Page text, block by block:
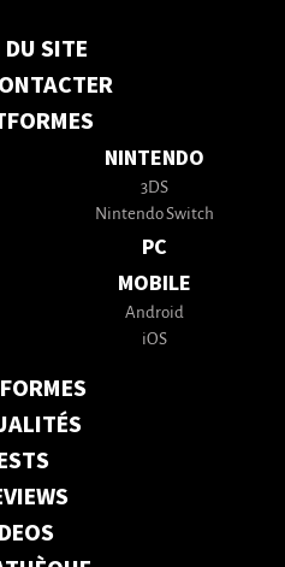
SITE
NINTENDO
3DS
Nintendo Switch
PC
MOBILE
Android
iOS